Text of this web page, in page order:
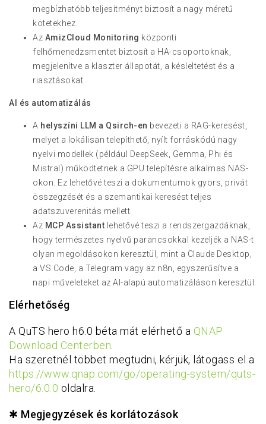
megbízhatóbb teljesítményt biztosít a nagy méretű
kötetekhez.
Az AmizCloud Monitoring központi
felhőmenedzsmentet biztosít a HA-csoportoknak,
megjelenítve a klaszter állapotát, a késleltetést és a
riasztásokat.
AI és automatizálás
A helyszíni LLM a Qsirch-en bevezeti a RAG-keresést,
melyet a lokálisan telepíthető, nyílt forráskódú nagy
nyelvi modellek (például DeepSeek, Gemma, Phi és
Mistral) működtetnek a GPU telepítésre alkalmas NAS-
okon. Ez lehetővé teszi a dokumentumok gyors, privát
összegzését és a szemantikai keresést teljes
adatszuverenitás mellett.
Az MCP Assistant lehetővé teszi a rendszergazdáknak,
hogy természetes nyelvű parancsokkal kezeljék a NAS-t
olyan megoldásokon keresztül, mint a Claude Desktop,
a VS Code, a Telegram vagy az n8n, egyszerűsítve a
napi műveleteket az AI-alapú automatizáláson keresztül.
Elérhetőség
A QuTS hero h6.0 béta mát elérhető a QNAP
Download Centerben
Ha szeretnél többet megtudni, kérjük, látogass el a
https://www.qnap.com/go/operating-system/quts-
hero/6.0.0 oldalra.
✱ Megjegyzések és korlátozások